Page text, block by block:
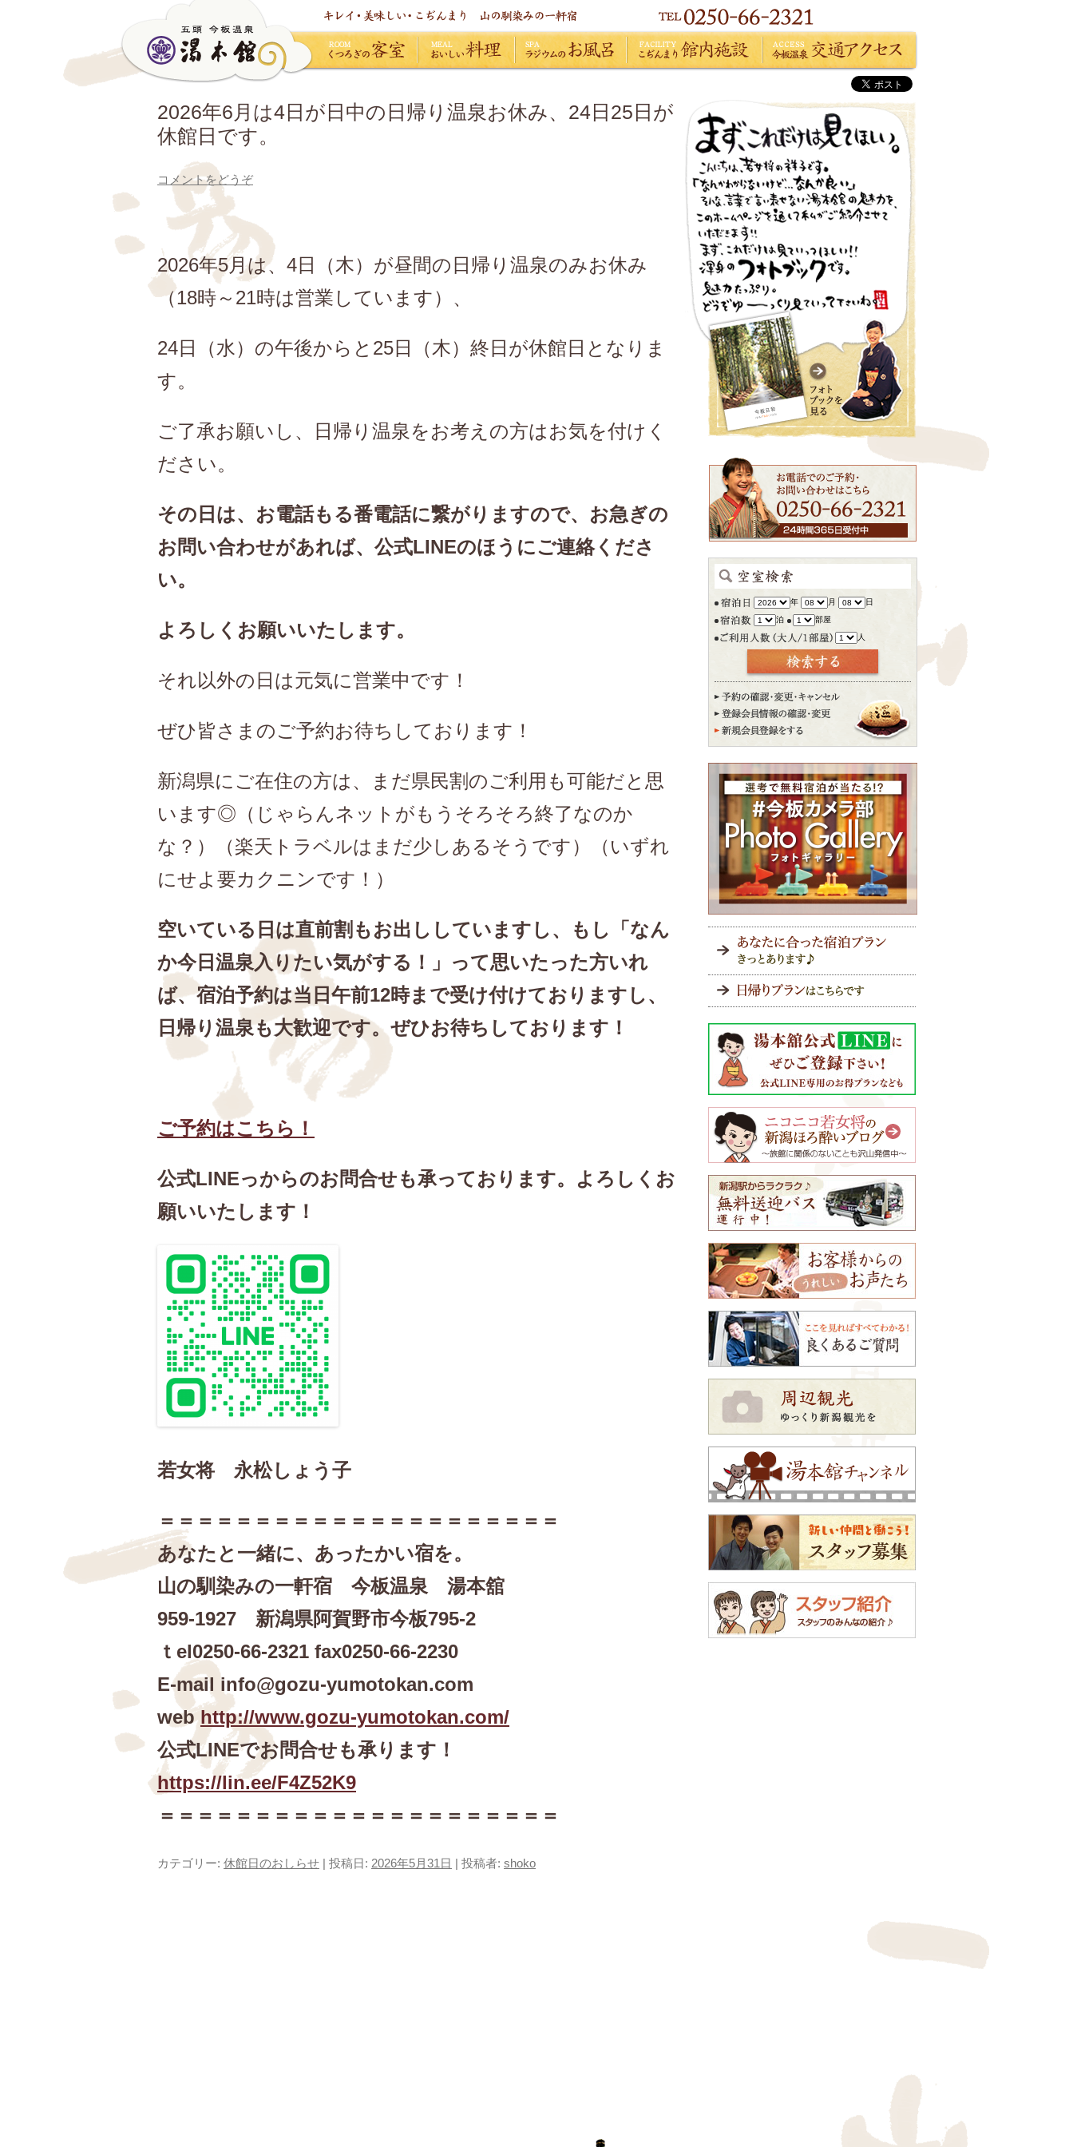
くつろぎの客室 今板温泉 交通アクセス
2026年6月は4日が日中の日帰り温泉お休み、24日25日が
休館日です。
コメントをどうぞ
2026年5月は、4日（木）が昼間の日帰り温泉のみお休み
（18時～21時は営業しています）、
24日（水）の午後からと25日（木）終日が休館日となりま
す。
ご了承お願いし、日帰り温泉をお考えの方はお気を付けく
ださい。
その日は、お電話もる番電話に繋がりますので、お急ぎの
お問い合わせがあれば、公式LINEのほうにご連絡くださ
い。
よろしくお願いいたします。
それ以外の日は元気に営業中です！
ぜひ皆さまのご予約お待ちしております！
新潟県にご在住の方は、まだ県民割のご利用も可能だと思
います◎（じゃらんネットがもうそろそろ終了なのか
な？）（楽天トラベルはまだ少しあるそうです）（いずれ
にせよ要カクニンです！）
空いている日は直前割もお出ししていますし、もし「なん
か今日温泉入りたい気がする！」って思いたった方いれ
ば、宿泊予約は当日午前12時まで受け付けておりますし、
日帰り温泉も大歓迎です。ぜひお待ちしております！
ご予約はこちら！
公式LINEっからのお問合せも承っております。よろしくお
願いいたします！
若女将 永松しょう子
＝＝＝＝＝＝＝＝＝＝＝＝＝＝＝＝＝＝＝＝＝
あなたと一緒に、あったかい宿を。
山の馴染みの一軒宿 今板温泉 湯本舘
959-1927 新潟県阿賀野市今板795-2
ｔel0250-66-2321 fax0250-66-2230
E-mail info@gozu-yumotokan.com
webhttp://www.gozu-yumotokan.com/
公式LINEでお問合せも承ります！
https://lin.ee/F4Z52K9
＝＝＝＝＝＝＝＝＝＝＝＝＝＝＝＝＝＝＝＝＝
カテゴリー: 休館日のおしらせ | 投稿日: 2026年5月31日 投稿者: shoko
年 月
日
泊
部屋
人